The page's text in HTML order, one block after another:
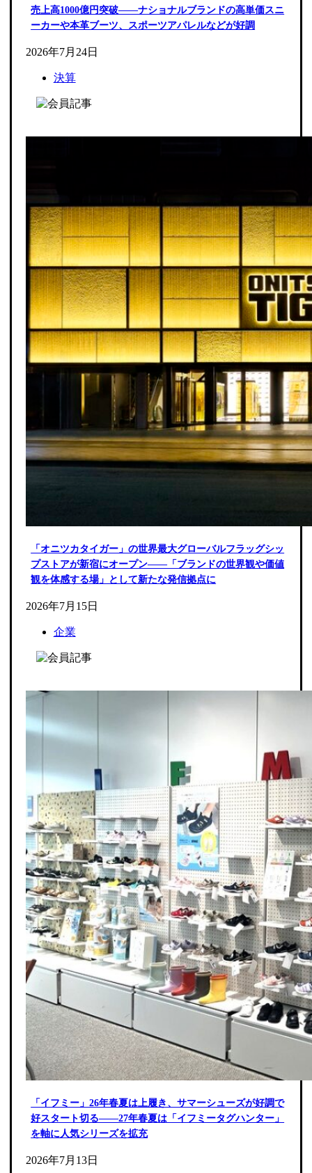
売上高1000億円突破――ナショナルブランドの高単価スニ
ーカーや本革ブーツ、スポーツアパレルなどが好調
2026年7月24日
決算
「オニツカタイガー」の世界最大グローバルフラッグシッ
プストアが新宿にオープン――「ブランドの世界観や価値
観を体感する場」として新たな発信拠点に
2026年7月15日
企業
「イフミー」26年春夏は上履き、サマーシューズが好調で
好スタート切る――27年春夏は「イフミータグハンター」
を軸に人気シリーズを拡充
2026年7月13日